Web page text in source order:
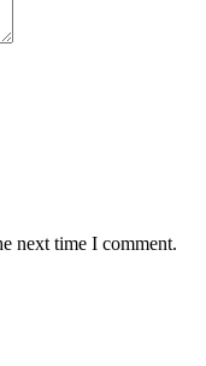
next time I comment.